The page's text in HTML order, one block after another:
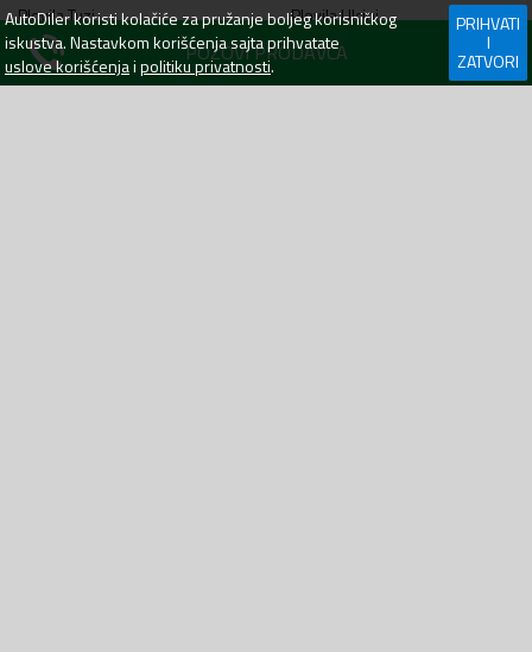
POZOVI PRODAVCA
PlovilaTuzi PlovilaUlcinj
Plovila Zeta PlovilaŠavnik
PlovilaŽabljak
AutoDilerkoristi kolačiće za pružanje boljeg korisničkog
iskustva. Nastavkom korišćenja sajta prihvatate
uslove korišćenjaipolitiku privatnosti.
PRIHVATI
I
ZATVORI